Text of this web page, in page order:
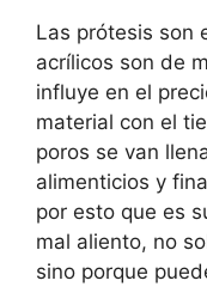
Las prótesis son
acrílicos son de
influye en el
material con el
poros se van
alimenticios y
por esto que es
mal aliento, no
sino porque